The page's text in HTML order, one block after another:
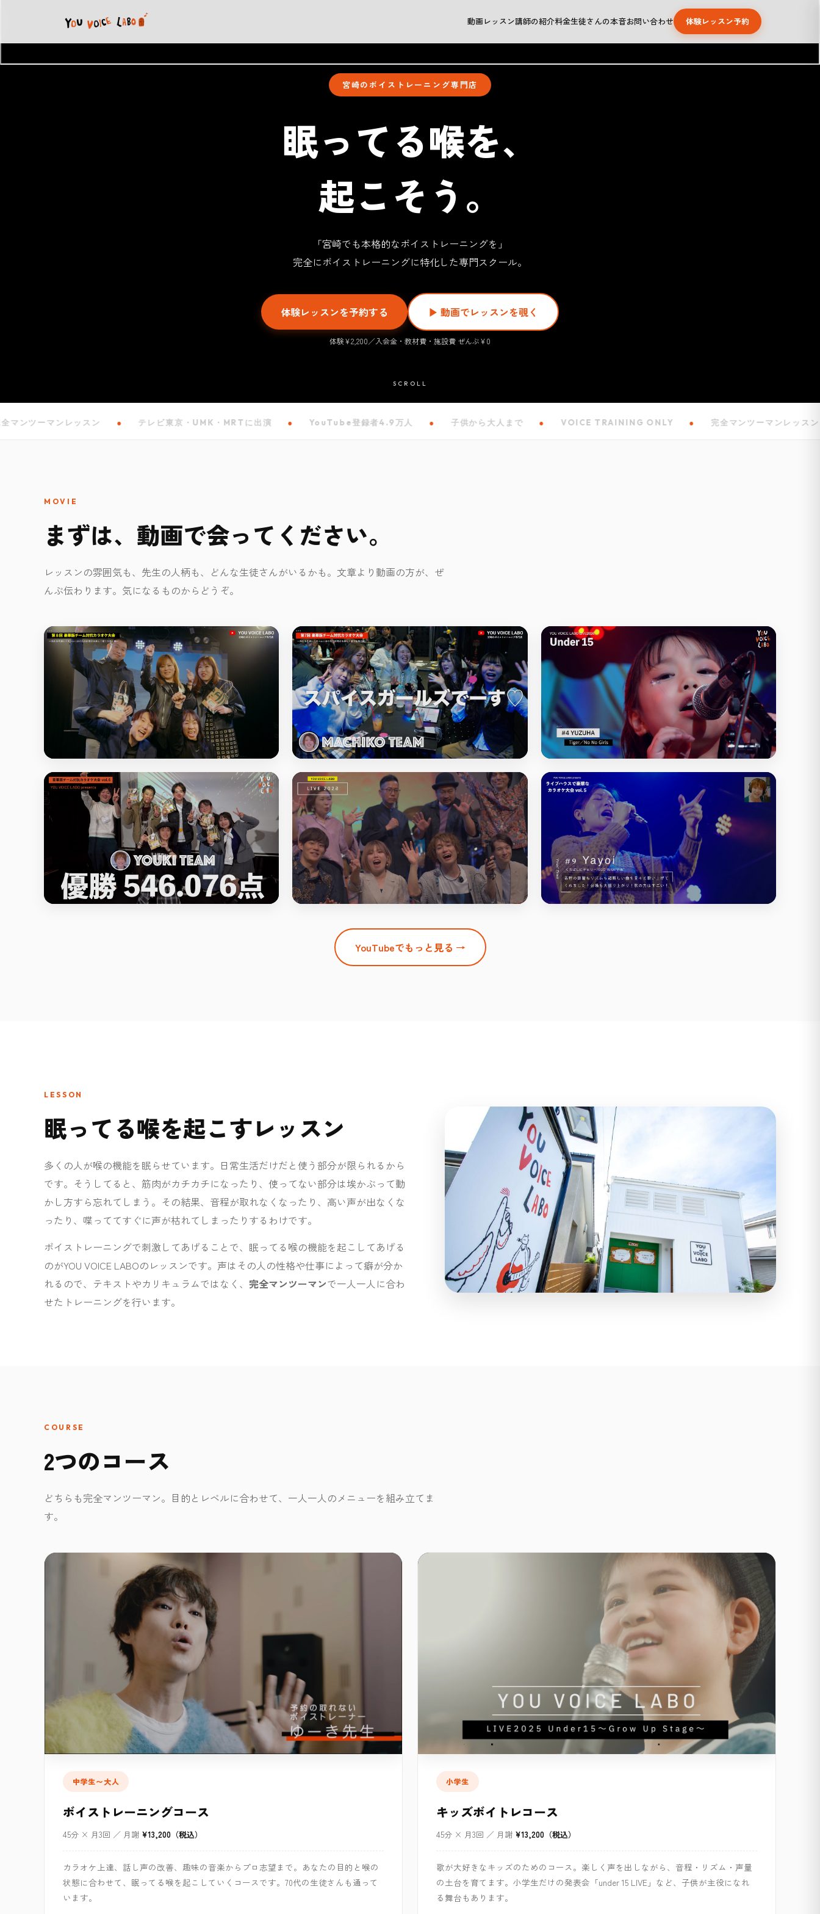
動画レッスン講師の紹介料金生徒さんの本音お問い合わせ 体験レッスン予約
宮崎のボイストレーニング専門店
眠ってる喉を、
起こそう。
「宮崎でも本格的なボイストレーニングを」
完全にボイストレーニングに特化した専門スクール。
体験レッスンを予約する ▶ 動画でレッスンを覗く
体験¥2,200／入会金・教材費・施設費 ぜんぶ¥0
SCROLL
マンレッスン ● テレビ東京・UMK・MRTに出演 ● YouTube登録者4.9万人 ● 子供から大人まで ● VOICE TRAINING ONLY ● 完全マンツーマンレッスン ●
MOVIE
まずは、動画で会ってください。
レッスンの雰囲気も、先生の人柄も、どんな生徒さんがいるかも。文章より動画の方が、ぜ
んぶ伝わります。気になるものからどうぞ。
YouTubeでもっと見る →
LESSON
眠ってる喉を起こすレッスン
多くの人が喉の機能を眠らせています。日常生活だけだと使う部分が限られるから
です。そうしてると、筋肉がカチカチになったり、使ってない部分は埃かぶって動
かし方すら忘れてしまう。その結果、音程が取れなくなったり、高い声が出なくな
ったり、喋っててすぐに声が枯れてしまったりするわけです。
ボイストレーニングで刺激してあげることで、眠ってる喉の機能を起こしてあげる
のがYOU VOICE LABOのレッスンです。声はその人の性格や仕事によって癖が分か
れるので、テキストやカリキュラムではなく、 完全マンツーマンで一人一人に合わ
せたトレーニングを行います。
COURSE
2つのコース
どちらも完全マンツーマン。目的とレベルに合わせて、一人一人のメニューを組み立てま
す。
中学生〜大人
ボイストレーニングコース
45分 × 月3回 ／ 月謝 ¥13,200（税込）
カラオケ上達、話し声の改善、趣味の音楽からプロ志望まで。あなたの目的と喉の
状態に合わせて、眠ってる喉を起こしていくコースです。70代の生徒さんも通って
います。
小学生
キッズボイトレコース
45分 × 月3回 ／ 月謝 ¥13,200（税込）
歌が大好きなキッズのためのコース。楽しく声を出しながら、音程・リズム・声量
の土台を育てます。小学生だけの発表会「under 15 LIVE」など、子供が主役になれ
る舞台もあります。